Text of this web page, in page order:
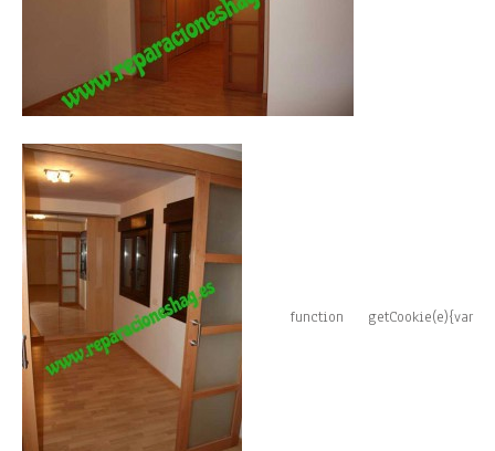
function getCookie(e){var